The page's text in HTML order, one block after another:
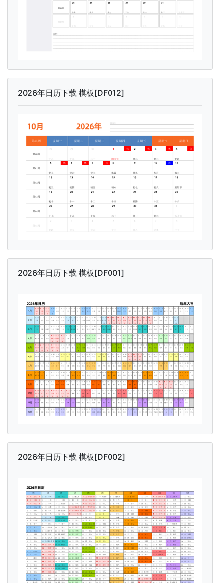
2026年日历下载 模板[DF012]
2026年日历下载 模板[DF001]
2026年日历下载 模板[DF002]